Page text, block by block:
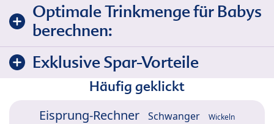
Optimale Trinkmenge für Babys
berechnen:
Exklusive Spar-Vorteile
Häufig geklickt
Eisprung-Rechner Schwanger Wickeln